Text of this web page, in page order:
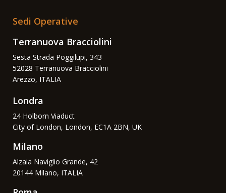
Sedi Operative
Terranuova Bracciolini
Sesta Strada Poggilupi, 343
52028 Terranuova Bracciolini
Arezzo, ITALIA
Londra
24 Holborn Viaduct
City of London, London, EC1A 2BN, UK
Milano
Alzaia Naviglio Grande, 42
20144 Milano, ITALIA